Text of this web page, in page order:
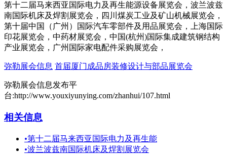
第十二届马来西亚国际电力及再生能源设备展览会，波兰波兹
南国际机床及焊割展览会，四川煤炭工业及矿山机械展览会，
第十届中国（广州）国际汽车零部件及用品展览会，上海国际
印花展览会，中药材展览会，中国(杭州)国际集成建筑钢结构
产业展览会，广州国际家电配件采购展览会，
弥勒展会信息 首届厦门成品房装修设计与部品展览会
弥勒展会信息发布平
台:http://www.youxiyunying.com/zhanhui/107.html
相关信息
•第十二届马来西亚国际电力及再生能
•波兰波兹南国际机床及焊割展览会